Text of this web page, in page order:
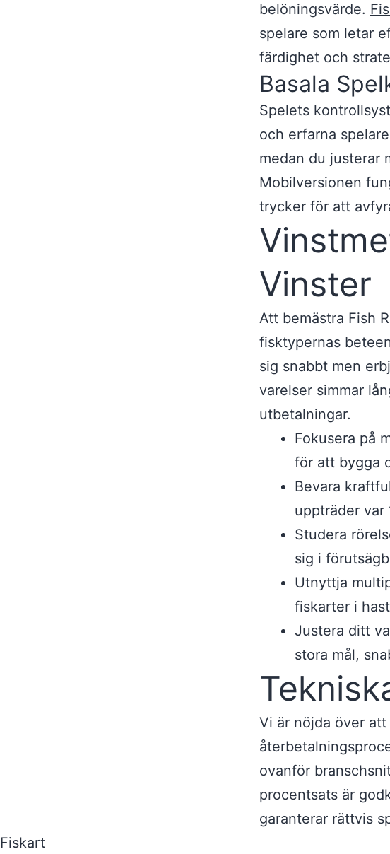
belöningsvärde.
spelare som letar
färdighet och
Basala
Spelets
och erfarna
medan du justerar
Mobilversionen
trycker för att
Vinster
Att bemästra Fish
fisktypernas
sig snabbt men
varelser simmar
utbetalningar.
Fokusera på
för att bygga
Bevara
uppträder var
Studera
sig i
Utnyttja
fiskarter i
Justera ditt
stora mål,
Vi är nöjda över
ovanför
procentsats är
garanterar rättvis
Fiskart